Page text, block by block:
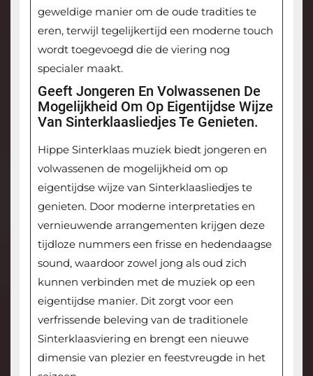
geweldige manier om de oude tradities te
eren, terwijl tegelijkertijd een moderne touch
wordt toegevoegd die de viering nog
specialer maakt.
Geeft Jongeren En Volwassenen De
Mogelijkheid Om Op Eigentijdse Wijze
Van Sinterklaasliedjes Te Genieten.
Hippe Sinterklaas muziek biedt jongeren en
volwassenen de mogelijkheid om op
eigentijdse wijze van Sinterklaasliedjes te
genieten. Door moderne interpretaties en
vernieuwende arrangementen krijgen deze
tijdloze nummers een frisse en hedendaagse
sound, waardoor zowel jong als oud zich
kunnen verbinden met de muziek op een
eigentijdse manier. Dit zorgt voor een
verfrissende beleving van de traditionele
Sinterklaasviering en brengt een nieuwe
dimensie van plezier en feestvreugde in het